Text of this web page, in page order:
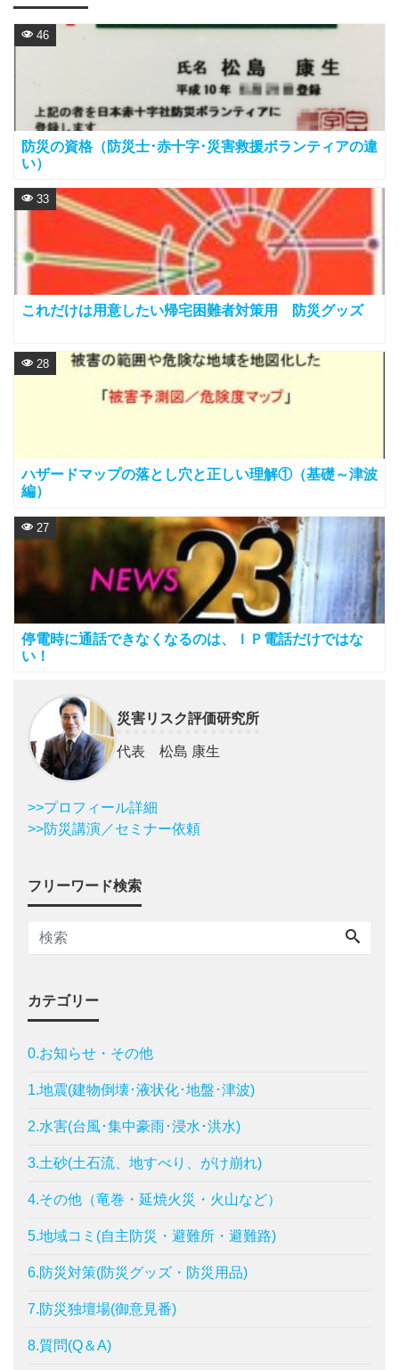
防災の資格（防災士･赤十字･災害救援ボランティアの違
い）
46
これだけは用意したい帰宅困難者対策用 防災グッズ
33
ハザードマップの落とし穴と正しい理解①（基礎～津波
編）
28
停電時に通話できなくなるのは、ＩＰ電話だけではな
い！
27
災害リスク評価研究所
代表 松島 康生
>>プロフィール詳細
>>防災講演／セミナー依頼
フリーワード検索
カテゴリー
0.お知らせ・その他
1.地震(建物倒壊･液状化･地盤･津波)
2.水害(台風･集中豪雨･浸水･洪水)
3.土砂(土石流、地すべり、がけ崩れ)
4.その他（竜巻・延焼火災・火山など）
5.地域コミ(自主防災・避難所・避難路)
6.防災対策(防災グッズ・防災用品)
7.防災独壇場(御意見番)
8.質問(Q＆A)